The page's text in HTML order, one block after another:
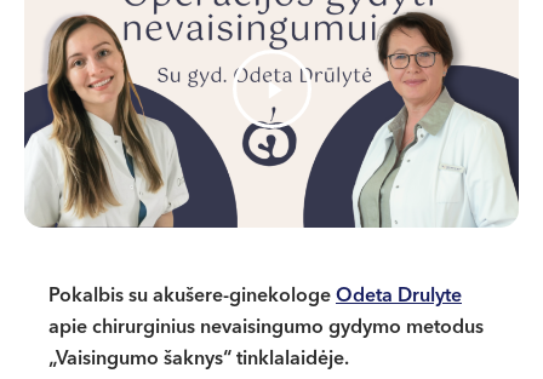
VII --
Klaipėda
Dragūnų g. 2
Darbo laikas:
I-V 08:00 - 20:00
VI, VII --
I-V 08:00 - 20:00
VI 09:00 - 15:00
VII --
Pokalbis su akušere-ginekologe Odeta Drulyte
apie chirurginius nevaisingumo gydymo metodus
„Vaisingumo šaknys“ tinklalaidėje.